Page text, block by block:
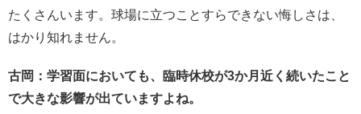
たくさんいます。球場に立つことすらできない悔しさは、
はかり知れません。
古岡：学習面においても、臨時休校が3か月近く続いたこと
で大きな影響が出ていますよね。